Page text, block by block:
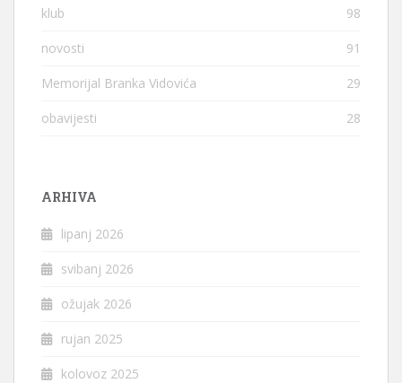
klub 98
novosti 91
Memorijal Branka Vidovića 29
obavijesti 28
ARHIVA
lipanj 2026
svibanj 2026
ožujak 2026
rujan 2025
kolovoz 2025